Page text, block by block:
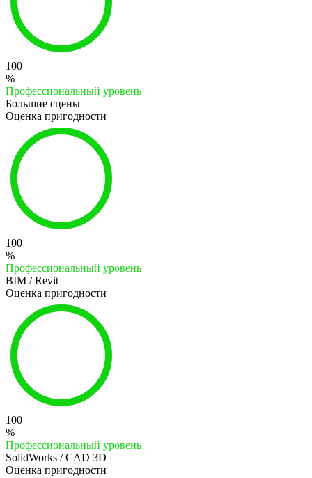
100
%
Профессиональный уровень
Большие сцены
Оценка пригодности
100
%
Профессиональный уровень
BIM / Revit
Оценка пригодности
100
%
Профессиональный уровень
SolidWorks / CAD 3D
Оценка пригодности